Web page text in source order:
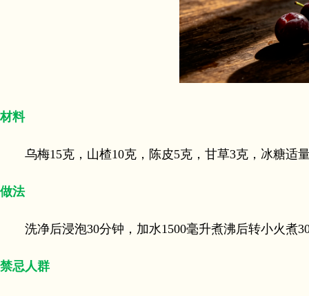
材料
乌梅15克，山楂10克，陈皮5克，甘草3克，冰糖适
做法
洗净后浸泡30分钟，加水1500毫升煮沸后转小火煮
禁忌人群